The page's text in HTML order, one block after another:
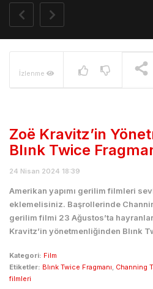
İzlenme
Zoë Kravitz’in
Blınk Twice
24 Nisan 2024 18:39
Amerikan yapımı gerilim filmleri
eklemelisiniz. Başrollerinde
gerilim filmi 23 Ağustos’ta
Kravitz’in yönetmenliğinden Blınk
Kategori: Film
Etiketler: Blınk Twice Fragmanı, Channing
filmleri